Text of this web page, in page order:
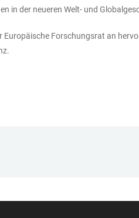
in der neueren Welt- und
Europäische Forschungsrat an